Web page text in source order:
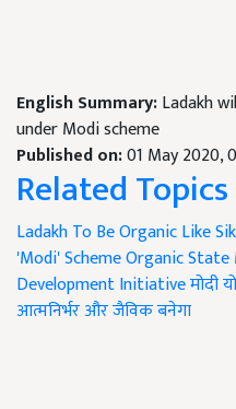
English Summary:Ladakh
under Modi scheme
Published on:01 May 2020,
Related Topics
Ladakh To Be Organic Like
'Modi' SchemeOrganic State
Development Initiativeमोदी
आत्मनिर्भर और जैविक बनेगा